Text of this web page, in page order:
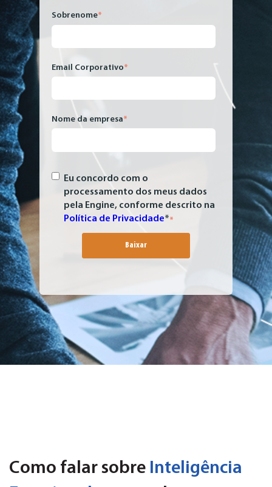
Sobrenome*
Email Corporativo*
Nome da empresa*
Eu concordo com o
processamento dos meus dados
pela Engine, conforme descrito na
Política de Privacidade**
Como falar sobre Inteligência